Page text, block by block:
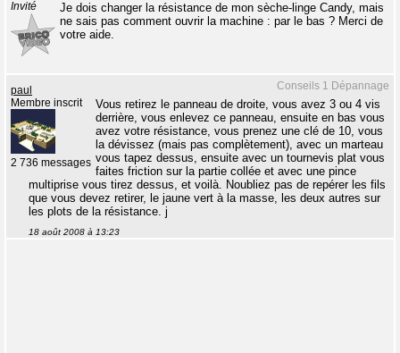
Invité
Je dois changer la résistance de mon sèche-linge Candy, mais
ne sais pas comment ouvrir la machine : par le bas ? Merci de
votre aide.
Conseils 1 Dépannage
paul
Membre inscrit
2 736 messages
Vous retirez le panneau de droite, vous avez 3 ou 4 vis
derrière, vous enlevez ce panneau, ensuite en bas vous
avez votre résistance, vous prenez une clé de 10, vous
la dévissez (mais pas complètement), avec un marteau
vous tapez dessus, ensuite avec un tournevis plat vous
faites friction sur la partie collée et avec une pince
multiprise vous tirez dessus, et voilà. Noubliez pas de repérer les fils
que vous devez retirer, le jaune vert à la masse, les deux autres sur
les plots de la résistance. j
18 août 2008 à 13:23